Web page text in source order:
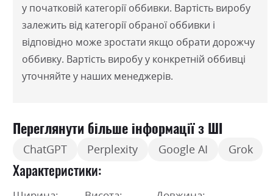
у початковій категорії оббивки. Вартість виробу
залежить від категорії обраної оббивки і
відповідно може зростати якщо обрати дорожчу
оббивку. Вартість виробу у конкретній оббивці
уточняйте у наших менеджерів.
Переглянути більше інформації з ШІ
ChatGPT Perplexity Google AI Grok
Характеристики